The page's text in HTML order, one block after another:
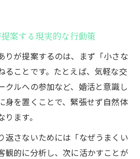
案する現実的な行動策
りが提案するのは、まず「小さな
ることです。たとえば、気軽な交
クルへの参加など、婚活と意識し
身を置くことで、緊張せず自然体
ます。
返さないためには「なぜうまくい
観的に分析し、次に活かすことが